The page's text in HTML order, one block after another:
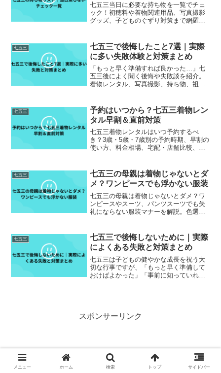
七五三当日に必要な持ち物を一覧でチェ
ック！初穂料や着物関連用品、写真撮影
グッズ、子どものぐずり対策まで網羅。3
クリストです。
七五三
七五三で後悔したこと7選｜実際
に多い失敗体験と対策まとめ
「もっと早く準備すれば良かった…」七
五三後によく聞く後悔や失敗談を紹介。
着物レンタル、写真撮影、持ち物、祖父
七五三
予約はいつから？七五三着物レン
タル早割＆直前対策
七五三着物レンタルはいつ予約するべ
き？3歳・5歳・7歳別の予約時期、早割の
使い方、料金相場、宅配・店舗比較、直
備、前撮りの流れもわかる完全ガイドで
す。
七五三
七五三の母親は着物じゃないとダ
メ？ワンピースでも浮かない服装
七五三の母親は着物じゃないとダメ？ワ
ンピースやスーツ、パンツスーツでも失
礼にならない服装マナーを解説。色選び
ます。
七五三
七五三で後悔しないために｜実際
によくある失敗と対策まとめ
七五三は子どもの健やかな成長を祝う大
切な行事ですが、「もっと早く準備して
おけばよかった」「事前に知っていれば
スポンサーリンク
メニュー ホーム 検索 トップ サイドバー